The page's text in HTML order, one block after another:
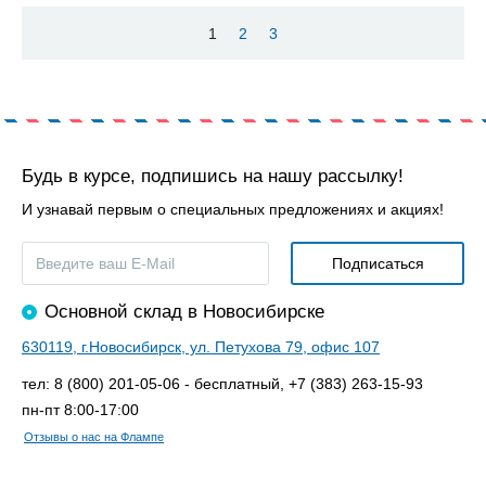
1 2 3
Будь в курсе, подпишись на нашу рассылку!
И узнавай первым о специальных предложениях и акциях!
Основной склад в Новосибирске
630119, г.Новосибирск, ул. Петухова 79, офис 107
тел: 8 (800) 201-05-06 - бесплатный, +7 (383) 263-15-93
пн-пт 8:00-17:00
Отзывы о нас на Флампе